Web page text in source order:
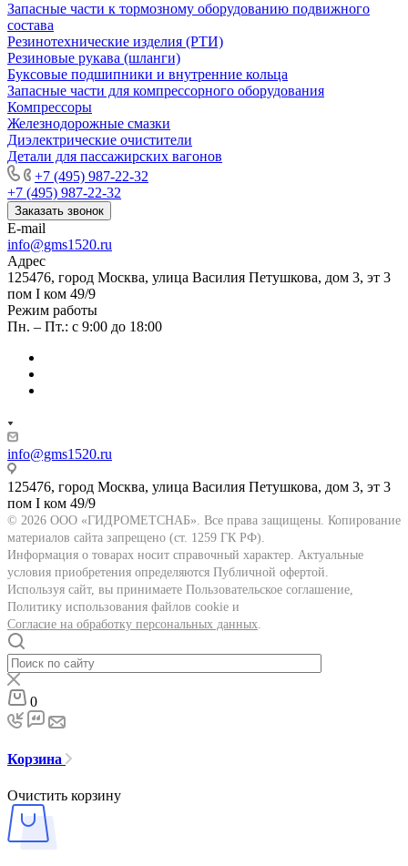
Запасные части к тормозному оборудованию подвижного
состава
Резинотехнические изделия (РТИ)
Резиновые рукава (шланги)
Буксовые подшипники и внутренние кольца
Запасные части для компрессорного оборудования
Компрессоры
Железнодорожные смазки
Диэлектрические очистители
Детали для пассажирских вагонов
+7 (495) 987-22-32
+7 (495) 987-22-32
Заказать звонок
E-mail
info@gms1520.ru
Адрес
125476, город Москва, улица Василия Петушкова, дом 3, эт 3
пом I ком 49/9
Режим работы
Пн. – Пт.: с 9:00 до 18:00
info@gms1520.ru
125476, город Москва, улица Василия Петушкова, дом 3, эт 3
пом I ком 49/9
© 2026 ООО «ГИДРОМЕТСНАБ». Все права защищены. Копирование
материалов сайта запрещено (ст. 1259 ГК РФ).
Информация о товарах носит справочный характер. Актуальные
условия приобретения определяются Публичной офертой.
Используя сайт, вы принимаете Пользовательское соглашение,
Политику использования файлов cookie и
Согласие на обработку персональных данных.
0
Корзина
Очистить корзину